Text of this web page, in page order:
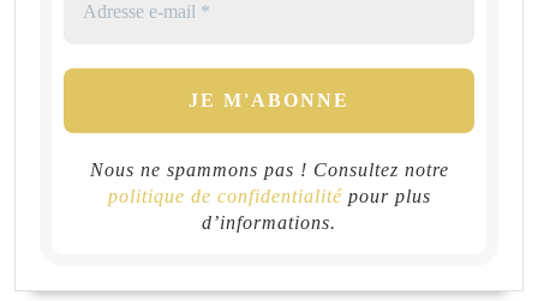
Nous ne spammons pas ! Consultez notre
politique de confidentialitépour plus
d’informations.